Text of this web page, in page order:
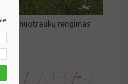
nuotraukų rengimas